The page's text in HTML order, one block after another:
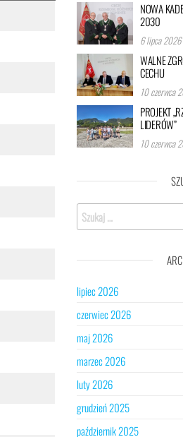
NOWA
2030
6 lipca 2026
WALNE
CECHU
10 czerwca
PROJEKT
LIDERÓW”
10 czerwca
Szukaj:
lipiec 2026
czerwiec 2026
maj 2026
marzec 2026
luty 2026
grudzień 2025
październik 2025